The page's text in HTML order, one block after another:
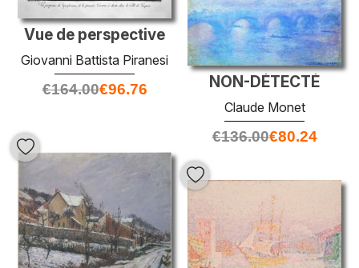
Vue de perspective
Giovanni Battista Piranesi
€164.00€96.76 NON-DÉTECTÉ
Claude Monet
€136.00€80.24